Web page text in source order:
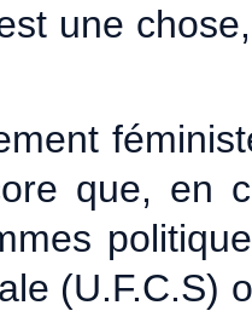
une
que, en
(U.F.C.S)